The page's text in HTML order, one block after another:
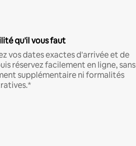
qu'il vous faut
vos dates exactes d'arrivée et de
réservez facilement en ligne, sans
supplémentaire ni formalités